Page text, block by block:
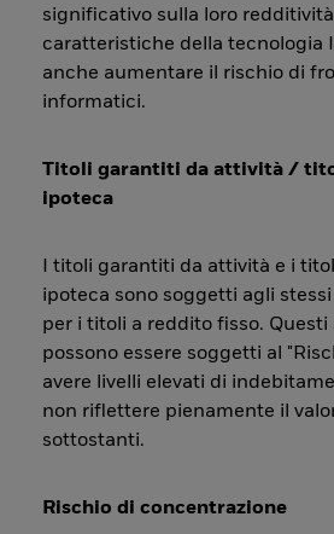
significativo sulla loro
caratteristiche della tecnologia
anche aumentare il rischio di
informatici.
Titoli garantiti da attività /
ipoteca
I titoli garantiti da attività e i
ipoteca sono soggetti agli
per i titoli a reddito fisso.
possono essere soggetti al
avere livelli elevati di
non riflettere pienamente il
sottostanti.
Rischio di concentrazione